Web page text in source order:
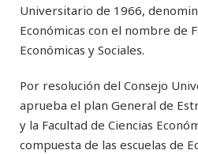
Universitario de 1966,
Económicas con el nombre de
Económicas y Sociales.
Por resolución del Consejo
aprueba el plan General de
y la Facultad de Ciencias
compuesta de las escuelas de